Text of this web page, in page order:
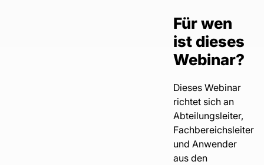
Für wen
ist dieses
Webinar?
Dieses Webinar
richtet sich an
Abteilungsleiter,
Fachbereichsleiter
und Anwender
aus den